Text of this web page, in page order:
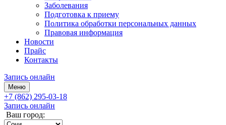
Заболевания
Подготовка к приему
Политика обработки персональных данных
Правовая информация
Новости
Прайс
Контакты
Запись онлайн
Меню
+7 (862) 295-03-18
Запись онлайн
Ваш город: